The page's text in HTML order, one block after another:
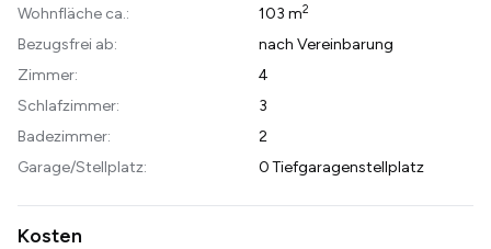
Wohnfläche ca.:
103 m2
Bezugsfrei ab:
nach Vereinbarung
Zimmer:
4
Schlafzimmer:
3
Badezimmer:
2
Garage/Stellplatz:
0 Tiefgaragenstellplatz
Kosten